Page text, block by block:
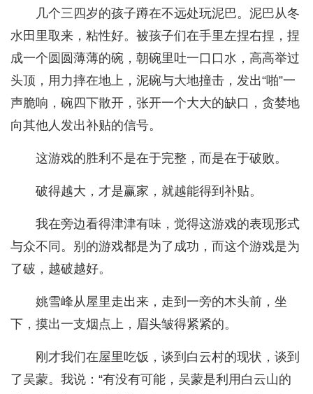
几个三四岁的孩子蹲在不远处玩泥巴。泥巴从冬
水田里取来，粘性好。被孩子们在手里左捏右捏，捏
成一个圆圆薄薄的碗，朝碗里吐一口口水，高高举过
头顶，用力摔在地上，泥碗与大地撞击，发出“啪”一
声脆响，碗四下散开，张开一个大大的缺口，贪婪地
向其他人发出补贴的信号。
这游戏的胜利不是在于完整，而是在于破败。
破得越大，才是赢家，就越能得到补贴。
我在旁边看得津津有味，觉得这游戏的表现形式
与众不同。别的游戏都是为了成功，而这个游戏是为
了破，越破越好。
姚雪峰从屋里走出来，走到一旁的木头前，坐
下，摸出一支烟点上，眉头皱得紧紧的。
刚才我们在屋里吃饭，谈到白云村的现状，谈到
了吴蒙。我说：“有没有可能，吴蒙是利用白云山的